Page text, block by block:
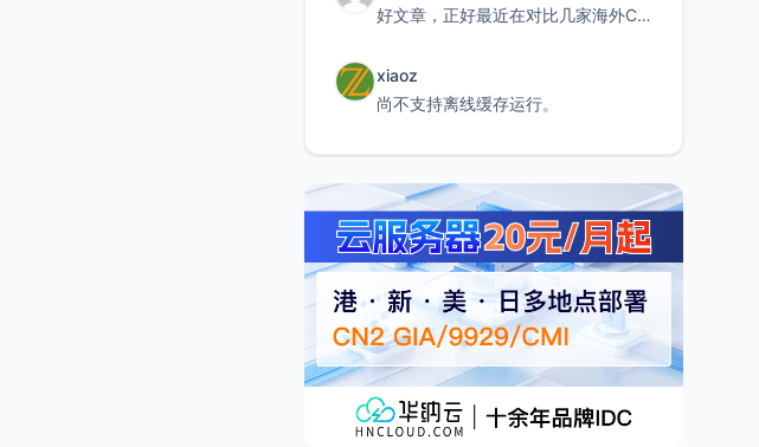
好文章，正好最近在对比几家海外CDN。文中提到CF免费版不支持自定义回源端口和HOST这个痛点太真实
xiaoz
尚不支持离线缓存运行。